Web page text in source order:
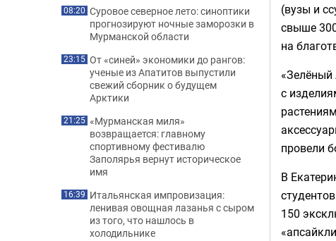
(вузы и
свыше
на
с
провели
В
150
08:20 Суровое северное лето: синоптики
прогнозируют ночные заморозки в
Мурманской области
23:15 От «синей» экономики до рангов:
ученые из Апатитов выпустили
свежий сборник о будущем
Арктики
21:25 «Мурманская миля»
возвращается: главному
спортивному фестивалю
Заполярья вернут историческое
имя
16:39 Итальянская импровизация:
ленивая овощная лазанья с сыром
из того, что нашлось в
холодильнике